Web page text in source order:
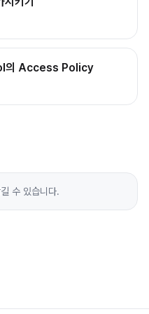
의 Access Policy
수 있습니다.